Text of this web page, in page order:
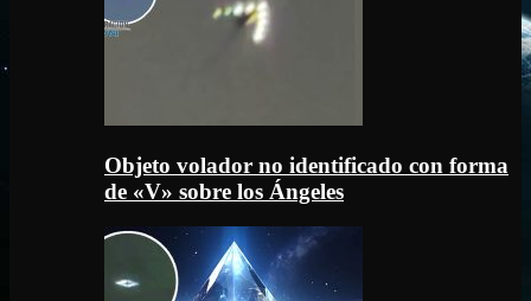
Objeto volador no identificado con forma
de «V» sobre los Ángeles